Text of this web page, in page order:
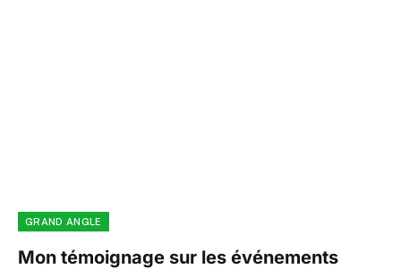
GRAND ANGLE
Mon témoignage sur les événements